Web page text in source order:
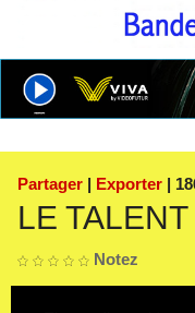
Partager | Exporter |
LE
Notez